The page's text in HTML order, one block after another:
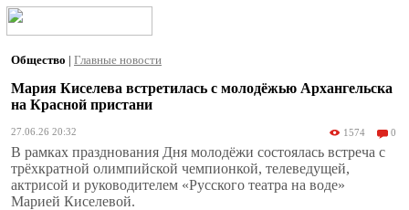
Общество | Главные новости
Мария Киселева встретилась с молодёжью Архангельска
на Красной пристани
27.06.26 20:32 1574 0
В рамках празднования Дня молодёжи состоялась встреча с
трёхкратной олимпийской чемпионкой, телеведущей,
актрисой и руководителем «Русского театра на воде»
Марией Киселевой.